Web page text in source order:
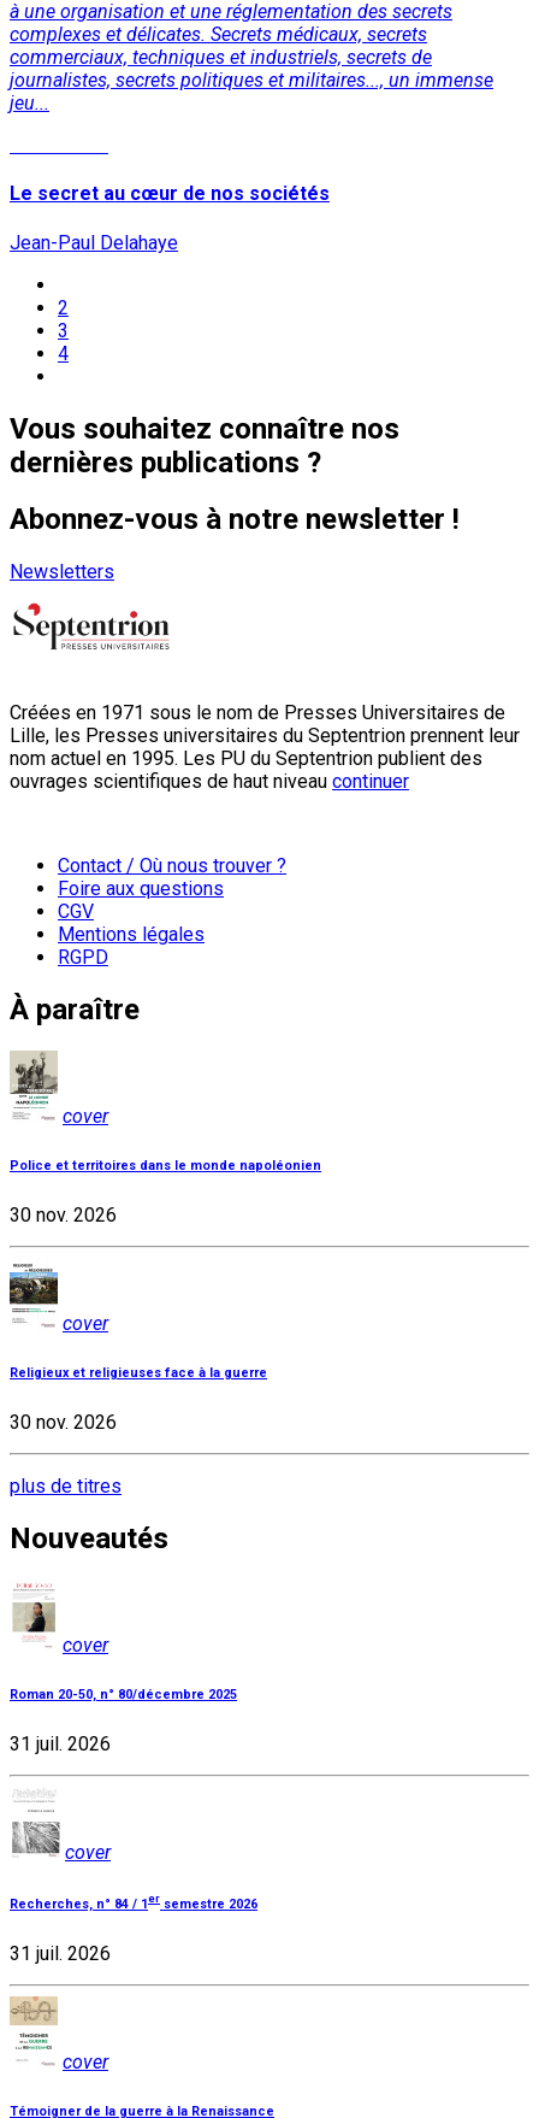
à une organisation et une réglementation des secrets
complexes et délicates. Secrets médicaux, secrets
commerciaux, techniques et industriels, secrets de
journalistes, secrets politiques et militaires..., un immense
jeu...
Le secret au cœur de nos sociétés
Jean-Paul Delahaye
2
3
4
Vous souhaitez connaître nos
dernières publications ?
Abonnez-vous à notre newsletter !
Newsletters
Créées en 1971 sous le nom de Presses Universitaires de
Lille, les Presses universitaires du Septentrion prennent leur
nom actuel en 1995. Les PU du Septentrion publient des
ouvrages scientifiques de haut niveau continuer
Contact / Où nous trouver ?
Foire aux questions
CGV
Mentions légales
RGPD
À paraître
cover
Police et territoires dans le monde napoléonien
30 nov. 2026
cover
Religieux et religieuses face à la guerre
30 nov. 2026
plus de titres
Nouveautés
cover
Roman 20-50, n° 80/décembre 2025
31 juil. 2026
cover
Recherches, n° 84 / 1 er semestre 2026
31 juil. 2026
cover
Témoigner de la guerre à la Renaissance